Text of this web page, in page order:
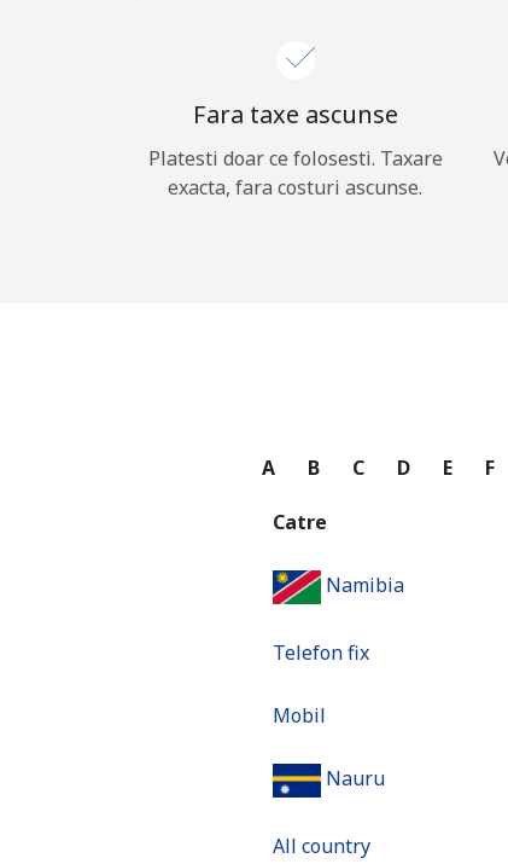
Fara taxe ascunse
Platesti doar ce folosesti. Taxare
exacta, fara costuri ascunse.
A B C D E F
Catre
Namibia
Telefon fix
Mobil
Nauru
All country